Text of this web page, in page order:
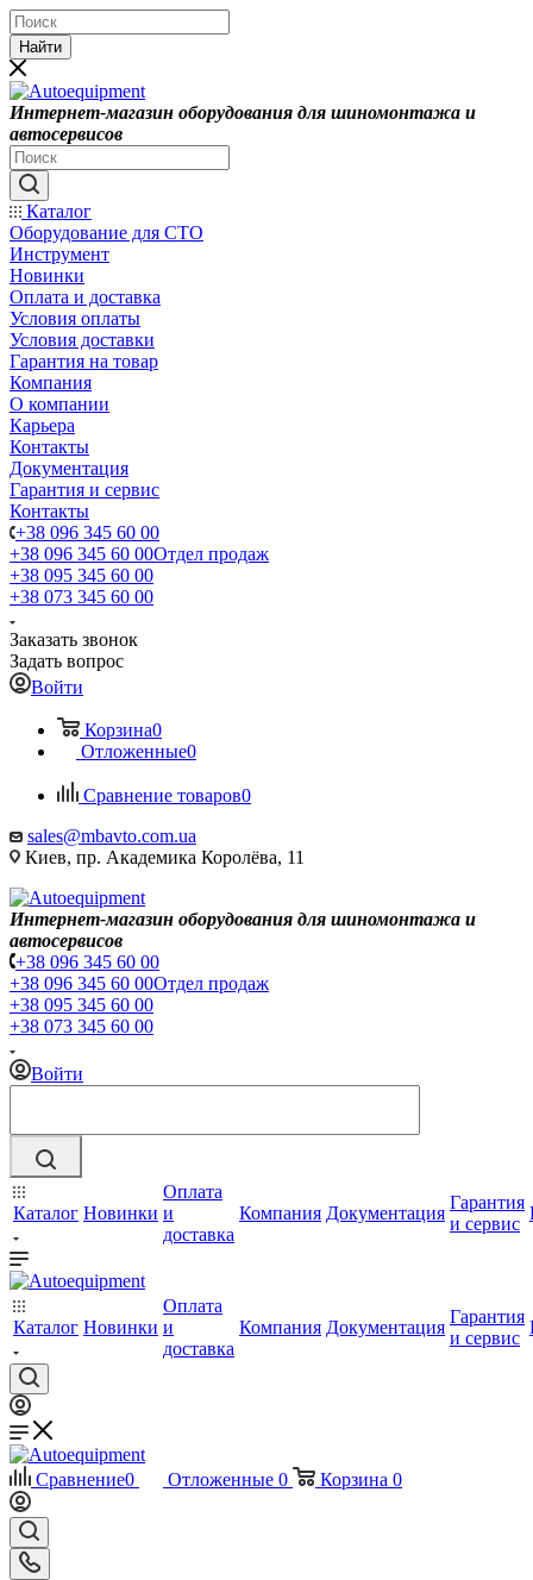
Найти
Интернет-магазин оборудования для шиномонтажа и
автосервисов
Каталог
Оборудование для СТО
Инструмент
Новинки
Оплата и доставка
Условия оплаты
Условия доставки
Гарантия на товар
Компания
О компании
Карьера
Контакты
Документация
Гарантия и сервис
Контакты
+38 096 345 60 00
+38 096 345 60 00Отдел продаж
+38 095 345 60 00
+38 073 345 60 00
Заказать звонок
Задать вопрос
Войти
Корзина0
Отложенные0
Сравнение товаров0
sales@mbavto.com.ua
Киев, пр. Академика Королёва, 11
Интернет-магазин оборудования для шиномонтажа и
автосервисов
+38 096 345 60 00
+38 096 345 60 00Отдел продаж
+38 095 345 60 00
+38 073 345 60 00
Войти
Каталог Новинки
Оплата
и
доставка
Компания Документация
Гарантия
и сервис
Каталог Новинки
Оплата
и
доставка
Компания Документация
Гарантия
и сервис
Сравнение0 Отложенные 0 Корзина 0